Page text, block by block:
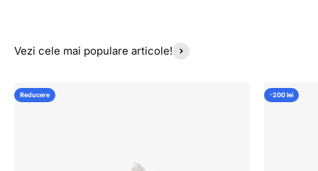
Vezi cele mai populare articole!
Reducere -200 lei